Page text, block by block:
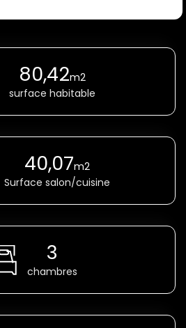
80,42m2
surface habitable
40,07m2
Surface salon/cuisine
3
chambres